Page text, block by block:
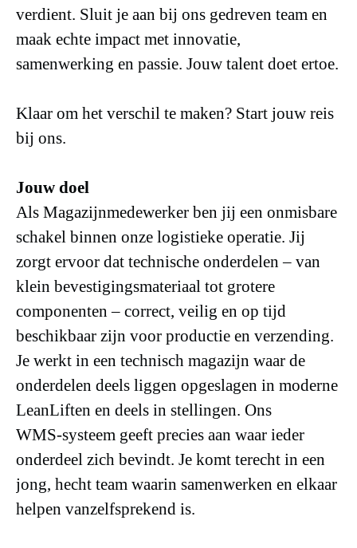
verdient. Sluit je aan bij ons gedreven team en
maak echte impact met innovatie,
samenwerking en passie. Jouw talent doet ertoe.
Klaar om het verschil te maken? Start jouw reis
bij ons.
Jouw doel
Als Magazijnmedewerker ben jij een onmisbare
schakel binnen onze logistieke operatie. Jij
zorgt ervoor dat technische onderdelen – van
klein bevestigingsmateriaal tot grotere
componenten – correct, veilig en op tijd
beschikbaar zijn voor productie en verzending.
Je werkt in een technisch magazijn waar de
onderdelen deels liggen opgeslagen in moderne
LeanLiften en deels in stellingen. Ons
WMS‑systeem geeft precies aan waar ieder
onderdeel zich bevindt. Je komt terecht in een
jong, hecht team waarin samenwerken en elkaar
helpen vanzelfsprekend is.